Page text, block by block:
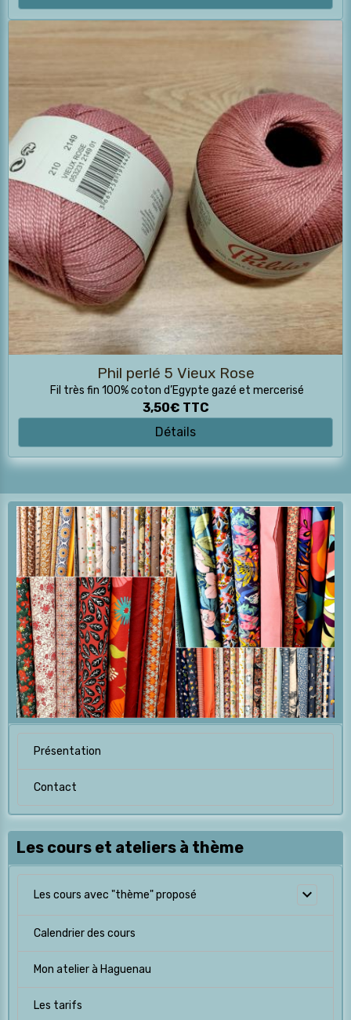
Phil perlé 5 Vieux Rose
Fil très fin 100% coton d’Egypte gazé et mercerisé
3,50€ TTC
Détails
Présentation
Contact
Les cours et ateliers à thème
Les cours avec "thème" proposé
Calendrier des cours
Mon atelier à Haguenau
Les tarifs